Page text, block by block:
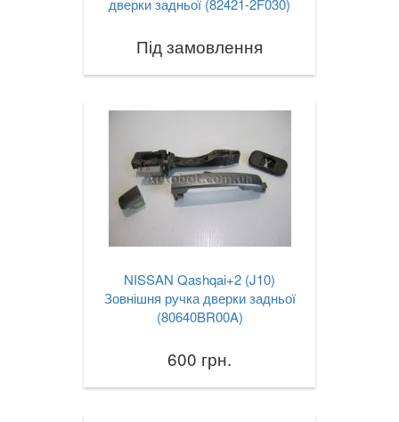
дверки задньої (82421-2F030)
Під замовлення
NISSAN Qashqai+2 (J10)
Зовнішня ручка дверки задньої
(80640BR00A)
600 грн.